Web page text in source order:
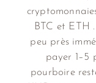
BTC et ETH
peu près
payer 1–5
pourboire